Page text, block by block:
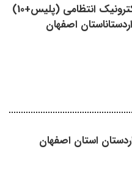
دفتر خدمات الکترونیک انتظامی (پلیس+10)
استان اصفهان